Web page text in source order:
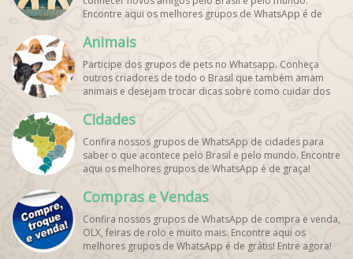
Encontre aqui os melhores grupos de WhatsApp é de
Animais
Participe dos grupos de pets no Whatsapp. Conheça
outros criadores de todo o Brasil que também amam
animais e desejam trocar dicas sobre como cuidar dos
graça!
Cidades
Confira nossos grupos de WhatsApp de cidades para
saber o que acontece pelo Brasil e pelo mundo. Encontre
aqui os melhores grupos de WhatsApp é de graça!
Compras e Vendas
Confira nossos grupos de WhatsApp de compra e venda,
OLX, feiras de rolo e muito mais. Encontre aqui os
melhores grupos de WhatsApp é de grátis! Entre agora!